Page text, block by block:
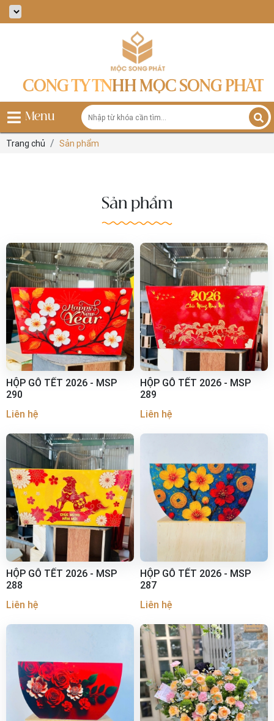
CÔNG TY TNHH MỘC SONG PHÁT
Menu
Trang chủ Sản phẩm
Sản phẩm
HỘP GỖ TẾT 2026 - MSP
290
Liên hệ
HỘP GỖ TẾT 2026 - MSP
289
Liên hệ
HỘP GỖ TẾT 2026 - MSP
288
Liên hệ
HỘP GỖ TẾT 2026 - MSP
287
Liên hệ